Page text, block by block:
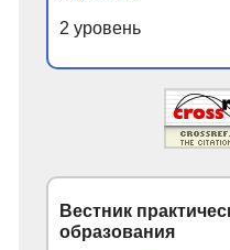
2 уровень
Вестник
образования